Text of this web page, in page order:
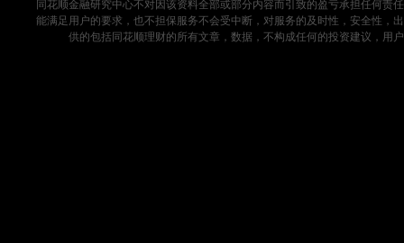
同花顺金融研究中心不对因该资料全部或部分内容而引致的盈亏承担任何
能满足用户的要求，也不担保服务不会受中断，对服务的及时性，安全性，
供的包括同花顺理财的所有文章，数据，不构成任何的投资建议，用